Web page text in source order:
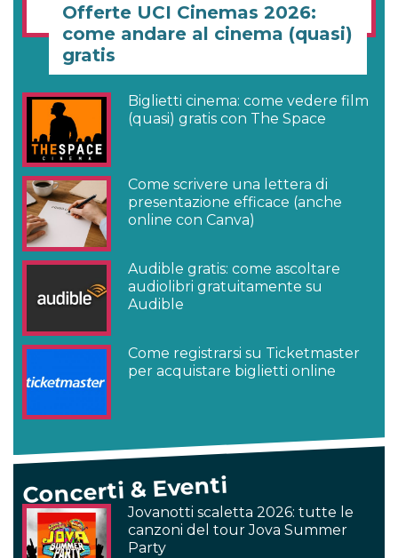
Offerte UCI Cinemas 2026:
come andare al cinema (quasi)
gratis
Biglietti cinema: come vedere film
(quasi) gratis con The Space
Come scrivere una lettera di
presentazione efficace (anche
online con Canva)
Audible gratis: come ascoltare
audiolibri gratuitamente su
Audible
Come registrarsi su Ticketmaster
per acquistare biglietti online
Concerti & Eventi
Jovanotti scaletta 2026: tutte le
canzoni del tour Jova Summer
Party